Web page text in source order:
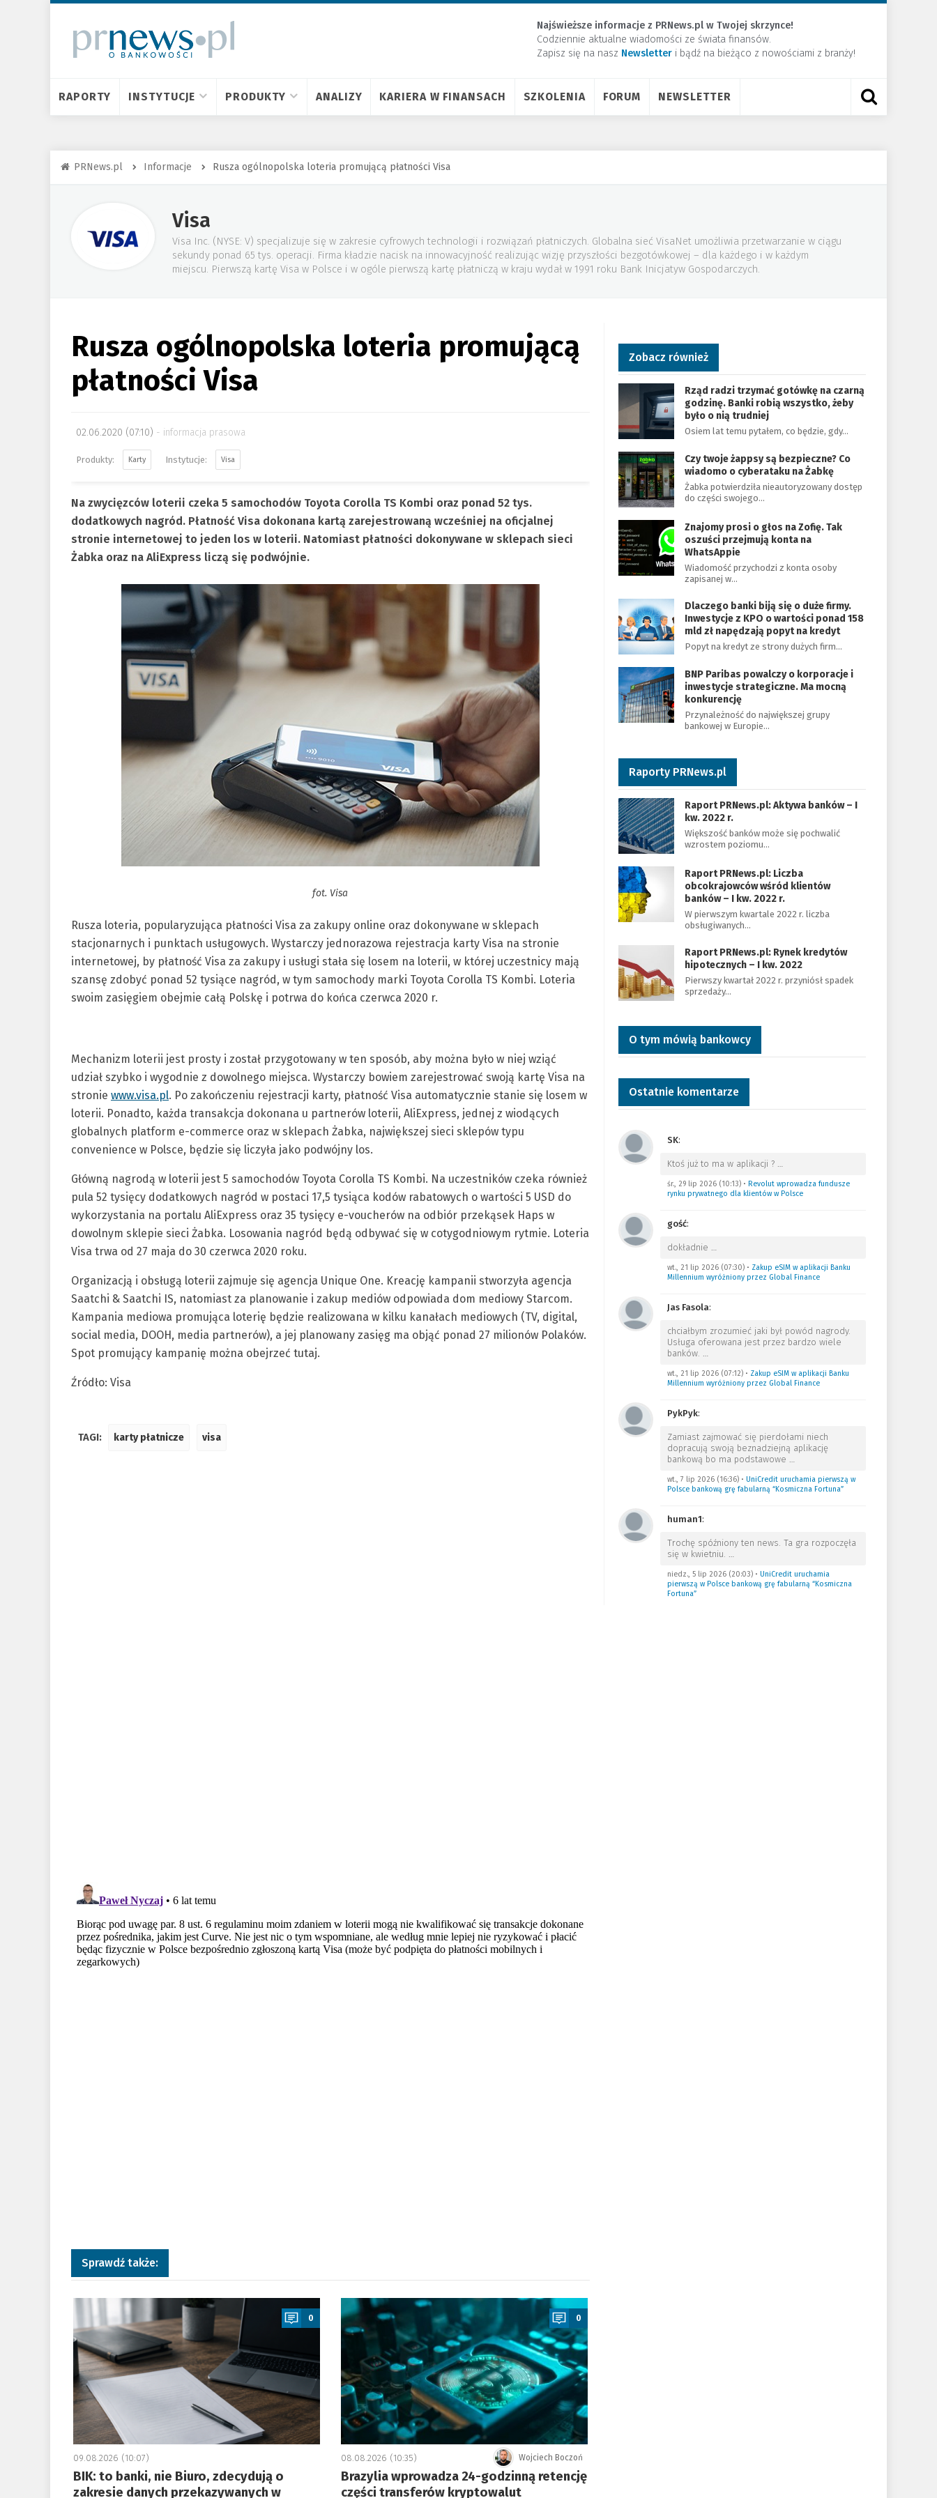
Najświeższe informacje z PRNews.pl w Twojej skrzynce!
Codziennie aktualne wiadomości ze świata finansów.
Zapisz się na nasz Newsletter ​i bądź na bieżąco z nowościami z branży!
RAPORTY INSTYTUCJE PRODUKTY ANALIZY KARIERA W FINANSACH SZKOLENIA FORUM NEWSLETTER
PRNews.pl Informacje Rusza ogólnopolska loteria promującą płatności Visa
Visa
Visa Inc. (NYSE: V) specjalizuje się w zakresie cyfrowych technologii i rozwiązań płatniczych. Globalna sieć VisaNet umożliwia przetwarzanie w ciągu
sekundy ponad 65 tys. operacji. Firma kładzie nacisk na innowacyjność realizując wizję przyszłości bezgotówkowej – dla każdego i w każdym
miejscu. Pierwszą kartę Visa w Polsce i w ogóle pierwszą kartę płatniczą w kraju wydał w 1991 roku Bank Inicjatyw Gospodarczych.
Rusza ogólnopolska loteria promującą
płatności Visa
02.06.2020 (07:10) informacja prasowa
Karty Visa
Na zwycięzców loterii czeka 5 samochodów Toyota Corolla TS Kombi oraz ponad 52 tys.
dodatkowych nagród. Płatność Visa dokonana kartą zarejestrowaną wcześniej na oficjalnej
stronie internetowej to jeden los w loterii. Natomiast płatności dokonywane w sklepach sieci
Żabka oraz na AliExpress liczą się podwójnie.
fot. Visa
Rusza loteria, popularyzująca płatności Visa za zakupy online oraz dokonywane w sklepach
stacjonarnych i punktach usługowych. Wystarczy jednorazowa rejestracja karty Visa na stronie
internetowej, by płatność Visa za zakupy i usługi stała się losem na loterii, w której uczestnicy mają
szansę zdobyć ponad 52 tysiące nagród, w tym samochody marki Toyota Corolla TS Kombi. Loteria
swoim zasięgiem obejmie całą Polskę i potrwa do końca czerwca 2020 r.
Mechanizm loterii jest prosty i został przygotowany w ten sposób, aby można było w niej wziąć
udział szybko i wygodnie z dowolnego miejsca. Wystarczy bowiem zarejestrować swoją kartę Visa na
stronie www.visa.pl. Po zakończeniu rejestracji karty, płatność Visa automatycznie stanie się losem w
loterii. Ponadto, każda transakcja dokonana u partnerów loterii, AliExpress, jednej z wiodących
globalnych platform e-commerce oraz w sklepach Żabka, największej sieci sklepów typu
convenience w Polsce, będzie się liczyła jako podwójny los.
Główną nagrodą w loterii jest 5 samochodów Toyota Corolla TS Kombi. Na uczestników czeka również
pula 52 tysięcy dodatkowych nagród w postaci 17,5 tysiąca kodów rabatowych o wartości 5 USD do
wykorzystania na portalu AliExpress oraz 35 tysięcy e-voucherów na odbiór przekąsek Haps w
dowolnym sklepie sieci Żabka. Losowania nagród będą odbywać się w cotygodniowym rytmie. Loteria
Visa trwa od 27 maja do 30 czerwca 2020 roku.
Organizacją i obsługą loterii zajmuje się agencja Unique One. Kreację kampanii stworzyła agencja
Saatchi & Saatchi IS, natomiast za planowanie i zakup mediów odpowiada dom mediowy Starcom.
Kampania mediowa promująca loterię będzie realizowana w kilku kanałach mediowych (TV, digital,
social media, DOOH, media partnerów), a jej planowany zasięg ma objąć ponad 27 milionów Polaków.
Spot promujący kampanię można obejrzeć tutaj.
Źródło: Visa
TAGI: karty płatnicze visa
Sprawdź także:
a
0
09.08.2026 (10:07)
BIK: to banki, nie Biuro, zdecydują o
zakresie danych przekazywanych w
a
0
Wojciech Boczoń
08.08.2026 (10:35)
Brazylia wprowadza 24-godzinną retencję
części transferów kryptowalut
Zobacz również
Rząd radzi trzymać gotówkę na czarną
godzinę. Banki robią wszystko, żeby
było o nią trudniej
Osiem lat temu pytałem, co będzie, gdy…
Czy twoje żappsy są bezpieczne? Co
wiadomo o cyberataku na Żabkę
Żabka potwierdziła nieautoryzowany dostęp
do części swojego…
Znajomy prosi o głos na Zofię. Tak
oszuści przejmują konta na
WhatsAppie
Wiadomość przychodzi z konta osoby
zapisanej w…
Dlaczego banki biją się o duże firmy.
Inwestycje z KPO o wartości ponad 158
mld zł napędzają popyt na kredyt
Popyt na kredyt ze strony dużych firm…
BNP Paribas powalczy o korporacje i
inwestycje strategiczne. Ma mocną
konkurencję
Przynależność do największej grupy
bankowej w Europie…
Raporty PRNews.pl
Raport PRNews.pl: Aktywa banków – I
kw. 2022 r.
Większość banków może się pochwalić
wzrostem poziomu…
Raport PRNews.pl: Liczba
obcokrajowców wśród klientów
banków – I kw. 2022 r.
W pierwszym kwartale 2022 r. liczba
obsługiwanych…
Raport PRNews.pl: Rynek kredytów
hipotecznych – I kw. 2022
Pierwszy kwartał 2022 r. przyniósł spadek
sprzedaży…
O tym mówią bankowcy
Ostatnie komentarze
SK:
Ktoś już to ma w aplikacji ? …
śr., 29 lip 2026 (10:13)• Revolut wprowadza fundusze
rynku prywatnego dla klientów w Polsce
gość:
dokładnie …
wt., 21 lip 2026 (07:30)• Zakup eSIM w aplikacji Banku
Millennium wyróżniony przez Global Finance
Jas Fasola:
chciałbym zrozumieć jaki był powód nagrody.
Usługa oferowana jest przez bardzo wiele
banków. …
wt., 21 lip 2026 (07:12)• Zakup eSIM w aplikacji Banku
Millennium wyróżniony przez Global Finance
PykPyk:
Zamiast zajmować się pierdołami niech
dopracują swoją beznadziejną aplikację
bankową bo ma podstawowe …
wt., 7 lip 2026 (16:36)• UniCredit uruchamia pierwszą w
Polsce bankową grę fabularną “Kosmiczna Fortuna”
human1:
Trochę spóźniony ten news. Ta gra rozpoczęła
się w kwietniu. …
niedz., 5 lip 2026 (20:03)• UniCredit uruchamia
pierwszą w Polsce bankową grę fabularną “Kosmiczna
Fortuna”